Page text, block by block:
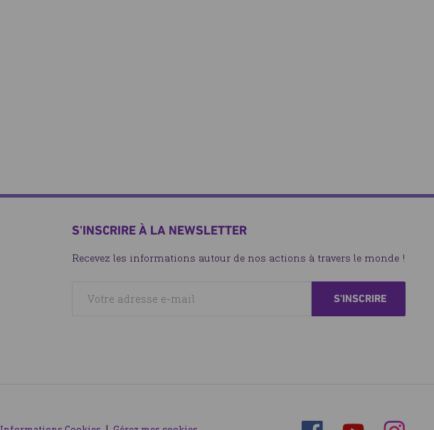
S'INSCRIRE À LA NEWSLETTER
Recevez les informations autour de nos actions à travers le monde !